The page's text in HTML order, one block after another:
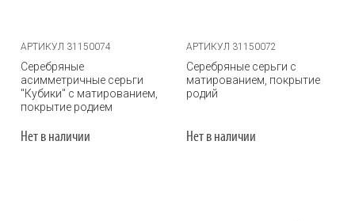
АРТИКУЛ 31150074
Серебряные
асимметричные серьги
"Кубики" с матированием,
покрытие родием
Нет в наличии
АРТИКУЛ 31150072
Серебряные серьги с
матированием, покрытие
родий
Нет в наличии